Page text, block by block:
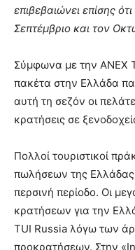
επιβεβαιώνει επίσης
Σεπτέμβριο και τον
Σύμφωνα με την ANEX
πακέτα στην Ελλάδα
αυτή τη σεζόν οι
κρατήσεις σε
Πολλοί τουριστικοί
πωλήσεων της Ελλάδας
περσινή περίοδο. Οι
κρατήσεων για την
TUI Russia λόγω των
προκρατήσεων. Στην